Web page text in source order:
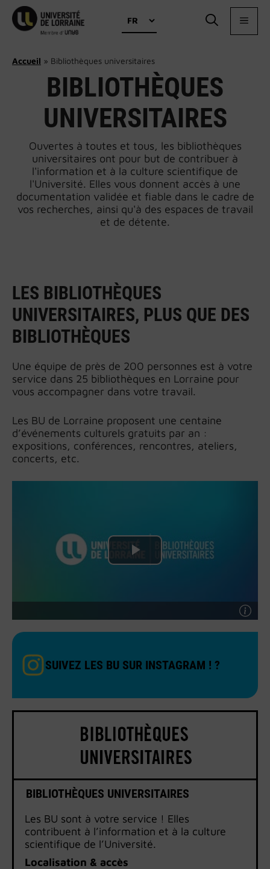
Aller
contenu
Choisir
une
Accueil » Bibliothèques universitaires
BIBLIOTHÈQUES
UNIVERSITAIRES
Ouvertes à toutes et tous, les bibliothèques
universitaires ont pour but de contribuer à
l'information et à la culture scientifique de
l'Université. Elles vous donnent accès à une
documentation validée et fiable dans le cadre de
vos recherches, ainsi qu'à des espaces de travail
et de détente.
LES BIBLIOTHÈQUES
UNIVERSITAIRES, PLUS QUE DES
BIBLIOTHÈQUES
Une équipe de près de 200 personnes est à votre
service dans 25 bibliothèques en Lorraine pour
vous accompagner dans votre travail.
Les BU de Lorraine proposent une centaine
d’événements culturels gratuits par an :
expositions, conférences, rencontres, ateliers,
concerts, etc.
SUIVEZ LES BU SUR INSTAGRAM ! ?
BIBLIOTHÈQUES UNIVERSITAIRES
Les BU sont à votre service ! Elles
contribuent à l’information et à la culture
scientifique de l’Université.
Localisation & accès